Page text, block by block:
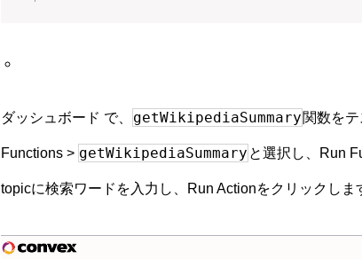
ダッシュボード で、 getWikipediaSummary関数をテ
Functions > getWikipediaSummary と選択し、Run
topicに検索ワードを入力し、Run Actionをクリックしま